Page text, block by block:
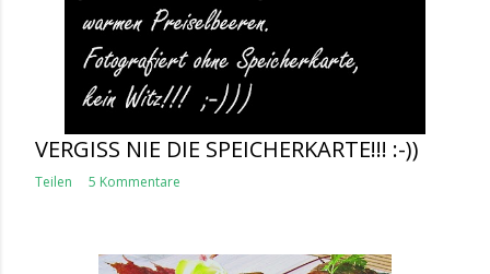
VERGISS NIE DIE SPEICHERKARTE!!! :-))
Teilen 5 Kommentare